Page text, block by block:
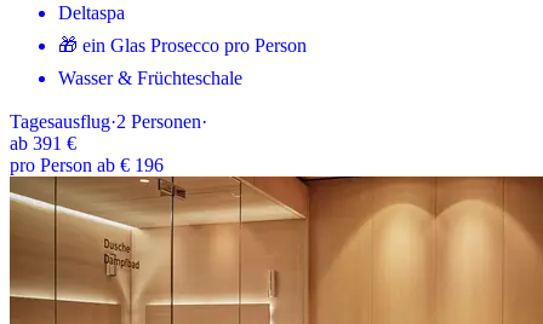
Deltaspa
🎁 ein Glas Prosecco pro Person
Wasser & Früchteschale
Tagesausflug·2 Personen·
ab 391 €
pro Person ab € 196